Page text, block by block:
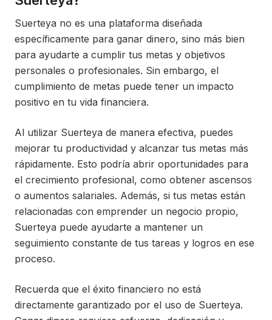
Suerteya no es una plataforma diseñada
específicamente para ganar dinero, sino más bien
para ayudarte a cumplir tus metas y objetivos
personales o profesionales. Sin embargo, el
cumplimiento de metas puede tener un impacto
positivo en tu vida financiera.
Al utilizar Suerteya de manera efectiva, puedes
mejorar tu productividad y alcanzar tus metas más
rápidamente. Esto podría abrir oportunidades para
el crecimiento profesional, como obtener ascensos
o aumentos salariales. Además, si tus metas están
relacionadas con emprender un negocio propio,
Suerteya puede ayudarte a mantener un
seguimiento constante de tus tareas y logros en ese
proceso.
Recuerda que el éxito financiero no está
directamente garantizado por el uso de Suerteya.